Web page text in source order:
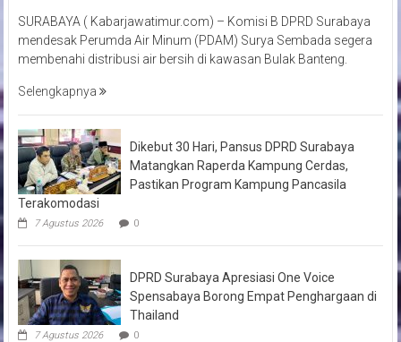
SURABAYA ( Kabarjawatimur.com) – Komisi B DPRD Surabaya
mendesak Perumda Air Minum (PDAM) Surya Sembada segera
membenahi distribusi air bersih di kawasan Bulak Banteng.
Selengkapnya
Dikebut 30 Hari, Pansus DPRD Surabaya
Matangkan Raperda Kampung Cerdas,
Pastikan Program Kampung Pancasila
Terakomodasi
7 Agustus 2026 0
DPRD Surabaya Apresiasi One Voice
Spensabaya Borong Empat Penghargaan di
Thailand
7 Agustus 2026 0